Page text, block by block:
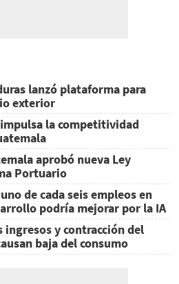
lanzó plataforma para
exterior
la competitividad
aprobó nueva Ley
Portuario
de cada seis empleos en
podría mejorar por la IA
ingresos y contracción del
baja del consumo